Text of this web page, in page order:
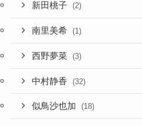
新田桃子 (2)
南里美希 (1)
西野夢菜 (3)
中村静香 (32)
似鳥沙也加 (18)